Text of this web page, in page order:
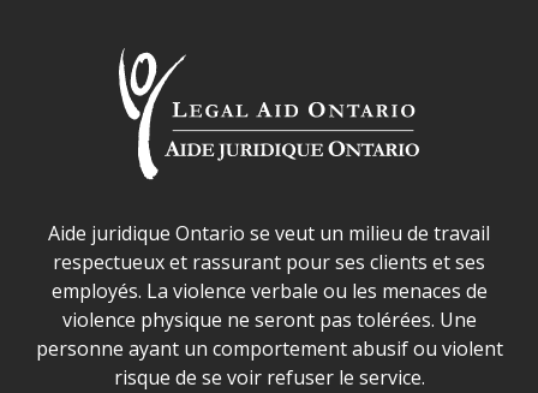
Déclaration sur la sécurité dans les locaux d'AJO.
Aide juridique Ontario se veut un milieu de travail
respectueux et rassurant pour ses clients et ses
employés. La violence verbale ou les menaces de
violence physique ne seront pas tolérées. Une
personne ayant un comportement abusif ou violent
risque de se voir refuser le service.